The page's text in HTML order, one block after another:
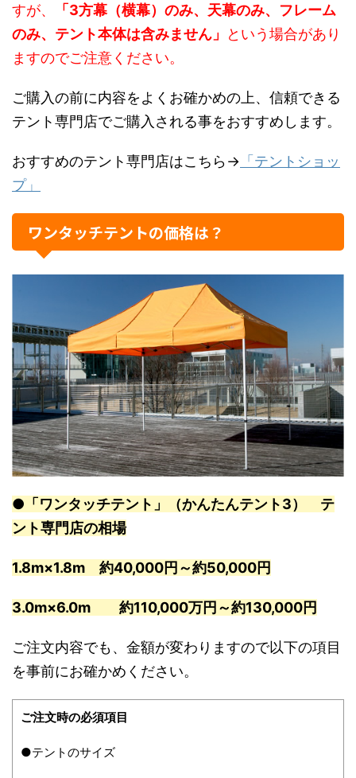
すが、
「3方幕（横幕）のみ、天幕のみ、フレーム
のみ、テント本体は含みません」
という場合があり
ますのでご注意ください。
ご購入の前に内容をよくお確かめの上、信頼できる
テント専門店でご購入される事をおすすめします。
おすすめのテント専門店はこちら→ 「テントショッ
プ」
ワンタッチテントの価格は？
●「ワンタッチテント」（かんたんテント3） テ
ント専門店の相場
1.8m×1.8m 約40,000円～約50,000円
3.0m×6.0m 約110,000万円～約130,000円
ご注文内容でも、金額が変わりますので以下の項目
を事前にお確かめください。
ご注文時の必須項目
●テントのサイズ